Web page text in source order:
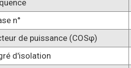
n°
de puissance (COSφ)
d'isolation